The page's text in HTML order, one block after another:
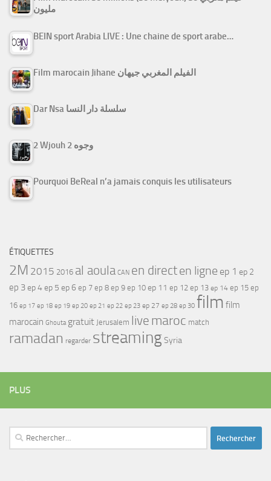
مليون
BEIN sport Arabia LIVE : Une chaine de sport arabe…
Film marocain Jihane الفيلم المغربي جيهان
Dar Nsa سلسلة دار النسا
2 Wjouh 2 وجوه
Pourquoi BeReal n’a jamais conquis les utilisateurs
ÉTIQUETTES
2M 2015 2016 al aoula CAN en directen ligne ep 1 ep 2
ep 3ep 4ep 5 ep 6 ep 7 ep 8 ep 9 ep 10 ep 11 ep 12 ep 13 ep 14 ep 15 ep
16 ep 17 ep 18 ep 19 ep 20 ep 21 ep 22 ep 23 ep 27 ep 28 ep 30 film film
marocain Ghouta gratuit Jerusalem live maroc match
ramadan regarder streamingSyria
PLUS
Rechercher :